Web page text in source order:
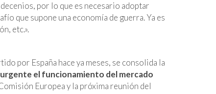
por lo que es necesario adoptar
que supone una economía de guerra. Ya es
etc.».
por España hace ya meses, se consolida la
el funcionamiento del mercado
Europea y la próxima reunión del